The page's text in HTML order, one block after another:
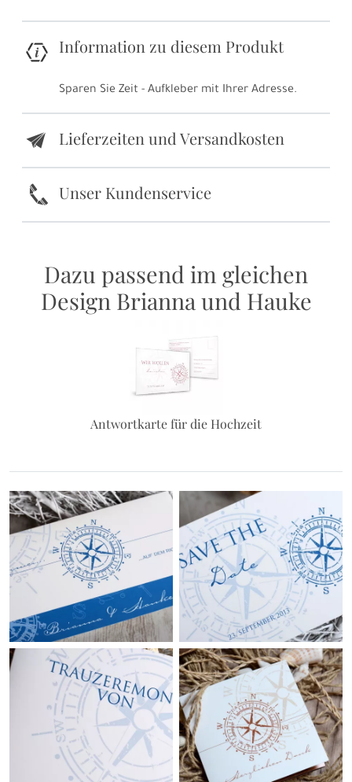
Information zu diesem Produkt
Sparen Sie Zeit - Aufkleber mit Ihrer Adresse.
e Lieferzeiten und Versandkosten
k Unser Kundenservice
Dazu passend im gleichen
Design Brianna und Hauke
Antwortkarte für die Hochzeit